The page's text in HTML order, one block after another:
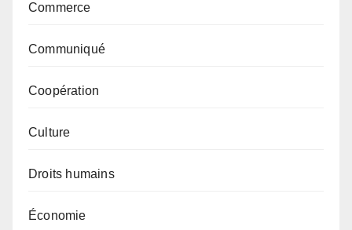
Commerce
Communiqué
Coopération
Culture
Droits humains
Économie